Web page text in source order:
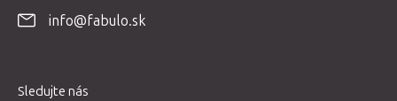
info@fabulo.sk
Sledujte nás